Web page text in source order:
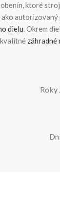
ktoré
dielu. Okrem
záhradné
Roky